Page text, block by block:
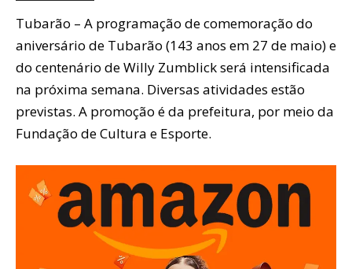
Tubarão – A programação de comemoração do
aniversário de Tubarão (143 anos em 27 de maio) e
do centenário de Willy Zumblick será intensificada
na próxima semana. Diversas atividades estão
previstas. A promoção é da prefeitura, por meio da
Fundação de Cultura e Esporte.